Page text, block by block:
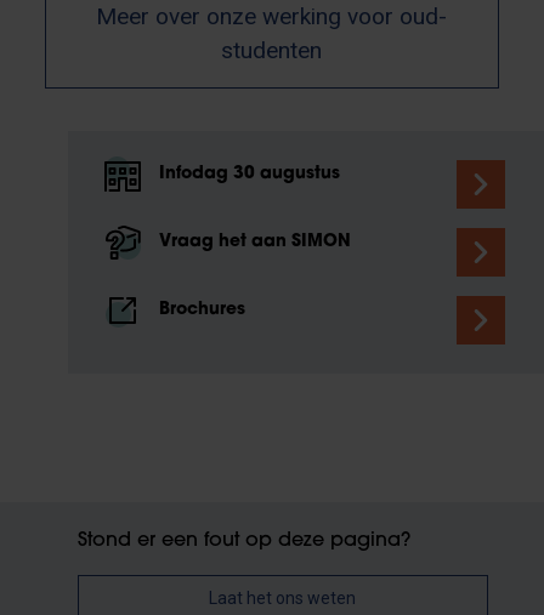
Meer over onze werking voor oud-
studenten
Infodag 30 augustus
Vraag het aan SIMON
Brochures
Stond er een fout op deze pagina?
Laat het ons weten